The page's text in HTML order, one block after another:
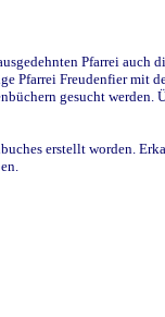
Pfarrei auch
Pfarrei Freudenfier mit
gesucht werden.
erstellt worden.